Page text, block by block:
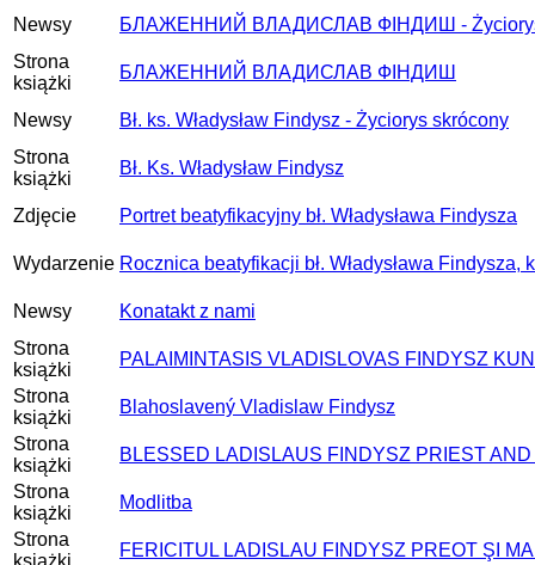
Newsy
БЛАЖЕННИЙ ВЛАДИСЛАВ ФІНДИШ -
Strona
książki
БЛАЖЕННИЙ ВЛАДИСЛАВ ФІНДИШ
Newsy
Bł. ks. Władysław Findysz - Życiorys skrócony
Strona
książki
Bł. Ks. Władysław Findysz
Zdjęcie Portret beatyfikacyjny bł. Władysława Findysza
Wydarzenie Rocznica beatyfikacji bł. Władysława Findysza,
Newsy
Konatakt z nami
Strona
książki
PALAIMINTASIS VLADISLOVAS FINDYSZ
Strona
książki
Blahoslavený Vladislaw Findysz
Strona
książki
BLESSED LADISLAUS FINDYSZ PRIEST
Strona
książki
Modlitba
Strona
książki
FERICITUL LADISLAU FINDYSZ PREOT ŞI